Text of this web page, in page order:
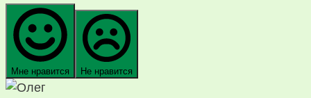
Мне нравится Не нравится